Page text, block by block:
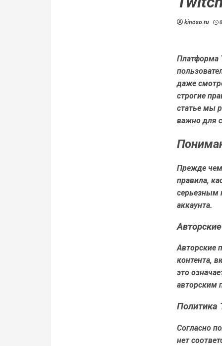
kinoso.ru
Платформа
даже
строгие
статье мы
важно для
Прежде чем
правила,
серьезным
аккаунта.
Авторские
контента,
это
авторским
Политика
Согласно
нет